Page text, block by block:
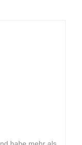
habe mehr als